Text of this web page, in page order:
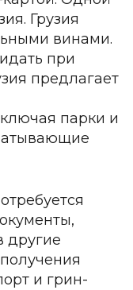
Грузия
винами.
при
предлагает
парки и
другие
и грин-